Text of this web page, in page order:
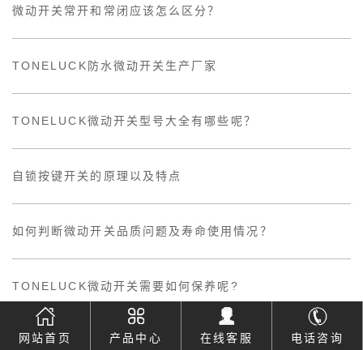
微动开关常开和常闭应该怎么区分？
TONELUCK防水微动开关生产厂家
TONELUCK微动开关型号大全有哪些呢？
自锁按键开关的原理以及特点
如何判断微动开关品质问题及寿命使用情况？
TONELUCK微动开关需要如何保养呢?
超小型微动开关的特点及需要注意的问题
网站首页 产品中心 在线客服 电话咨询